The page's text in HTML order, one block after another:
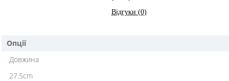
Відгуки (0)
Опції
Довжина
27.5cm